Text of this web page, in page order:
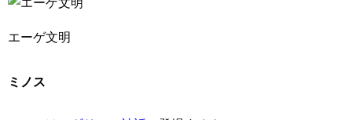
エーゲ文明
ミノス